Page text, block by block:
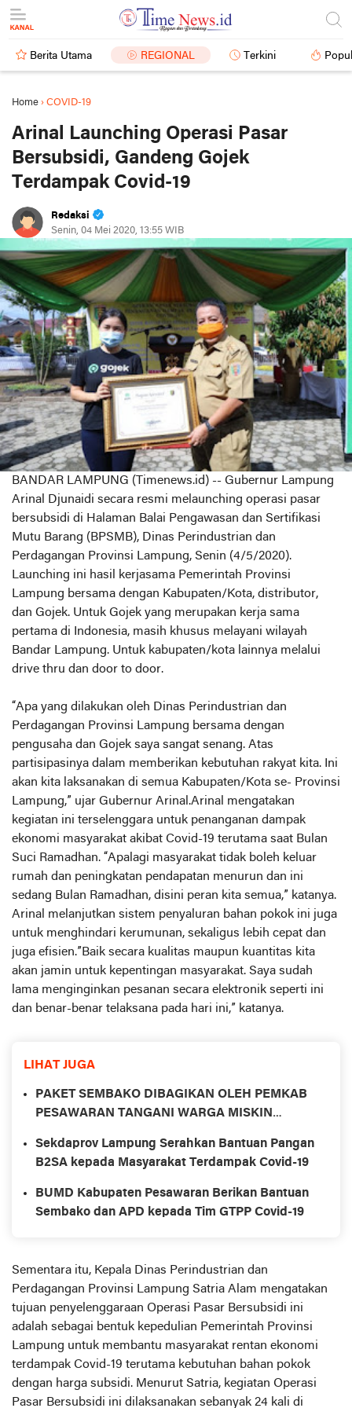
Berita Utama REGIONAL Terkini
Home › COVID-19
Arinal Launching Operasi Pasar
Bersubsidi, Gandeng Gojek
Terdampak Covid-19
Redaksi
Senin, 04 Mei 2020, 13:55 WIB
BANDAR LAMPUNG (Timenews.id) -- Gubernur Lampung
Arinal Djunaidi secara resmi melaunching operasi pasar
bersubsidi di Halaman Balai Pengawasan dan Sertifikasi
Mutu Barang (BPSMB), Dinas Perindustrian dan
Perdagangan Provinsi Lampung, Senin (4/5/2020).
Launching ini hasil kerjasama Pemerintah Provinsi
Lampung bersama dengan Kabupaten/Kota, distributor,
dan Gojek. Untuk Gojek yang merupakan kerja sama
pertama di Indonesia, masih khusus melayani wilayah
Bandar Lampung. Untuk kabupaten/kota lainnya melalui
drive thru dan door to door.
“Apa yang dilakukan oleh Dinas Perindustrian dan
Perdagangan Provinsi Lampung bersama dengan
pengusaha dan Gojek saya sangat senang. Atas
partisipasinya dalam memberikan kebutuhan rakyat kita. Ini
akan kita laksanakan di semua Kabupaten/Kota se- Provinsi
Lampung,” ujar Gubernur Arinal.Arinal mengatakan
kegiatan ini terselenggara untuk penanganan dampak
ekonomi masyarakat akibat Covid-19 terutama saat Bulan
Suci Ramadhan. “Apalagi masyarakat tidak boleh keluar
rumah dan peningkatan pendapatan menurun dan ini
sedang Bulan Ramadhan, disini peran kita semua,” katanya.
Arinal melanjutkan sistem penyaluran bahan pokok ini juga
untuk menghindari kerumunan, sekaligus lebih cepat dan
juga efisien.”Baik secara kualitas maupun kuantitas kita
akan jamin untuk kepentingan masyarakat. Saya sudah
lama menginginkan pesanan secara elektronik seperti ini
dan benar-benar telaksana pada hari ini,” katanya.
LIHAT JUGA
PAKET SEMBAKO DIBAGIKAN OLEH PEMKAB
PESAWARAN TANGANI WARGA MISKIN
Sekdaprov Lampung Serahkan Bantuan Pangan
B2SA kepada Masyarakat Terdampak Covid-19
BUMD Kabupaten Pesawaran Berikan Bantuan
Sembako dan APD kepada Tim GTPP Covid-19
Sementara itu, Kepala Dinas Perindustrian dan
Perdagangan Provinsi Lampung Satria Alam mengatakan
tujuan penyelenggaraan Operasi Pasar Bersubsidi ini
adalah sebagai bentuk kepedulian Pemerintah Provinsi
Lampung untuk membantu masyarakat rentan ekonomi
terdampak Covid-19 terutama kebutuhan bahan pokok
dengan harga subsidi. Menurut Satria, kegiatan Operasi
Pasar Bersubsidi ini dilaksanakan sebanyak 24 kali di